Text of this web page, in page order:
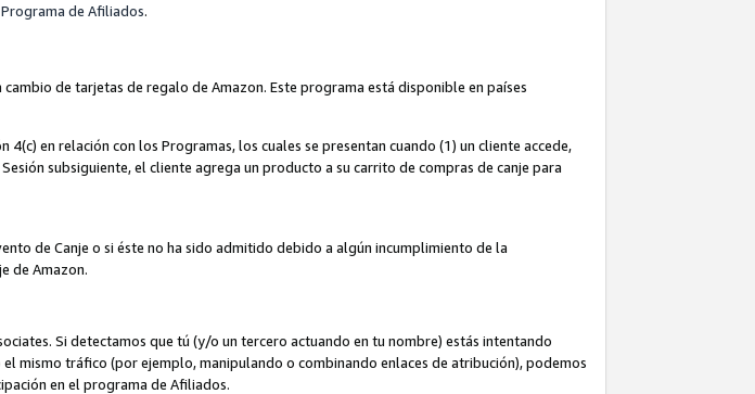
de Afiliados.
de tarjetas de regalo de Amazon. Este programa está disponible en países
en relación con los Programas, los cuales se presentan cuando (1) un cliente accede,
subsiguiente, el cliente agrega un producto a su carrito de compras de canje para
de Canje o si éste no ha sido admitido debido a algún incumplimiento de la
de Amazon.
Si detectamos que tú (y/o un tercero actuando en tu nombre) estás intentando
mismo tráfico (por ejemplo, manipulando o combinando enlaces de atribución), podemos
en el programa de Afiliados.